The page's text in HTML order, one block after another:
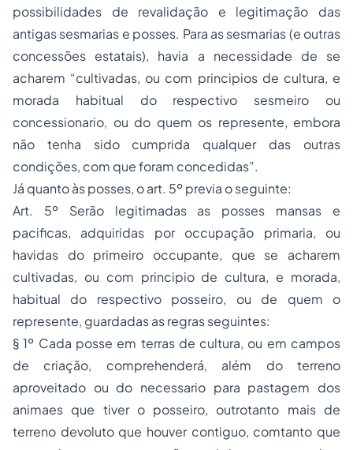
possibilidades de revalidação e legitimação das
antigas sesmarias e posses. Para as sesmarias (e outras
concessões estatais), havia a necessidade de se
acharem “cultivadas, ou com principios de cultura, e
morada habitual do respectivo sesmeiro ou
concessionario, ou do quem os represente, embora
não tenha sido cumprida qualquer das outras
condições, com que foram concedidas”.
Já quanto às posses, o art. 5º previa o seguinte:
Art. 5º Serão legitimadas as posses mansas e
pacificas, adquiridas por occupação primaria, ou
havidas do primeiro occupante, que se acharem
cultivadas, ou com principio de cultura, e morada,
habitual do respectivo posseiro, ou de quem o
represente, guardadas as regras seguintes:
§ 1º Cada posse em terras de cultura, ou em campos
de criação, comprehenderá, além do terreno
aproveitado ou do necessario para pastagem dos
animaes que tiver o posseiro, outrotanto mais de
terreno devoluto que houver contiguo, comtanto que